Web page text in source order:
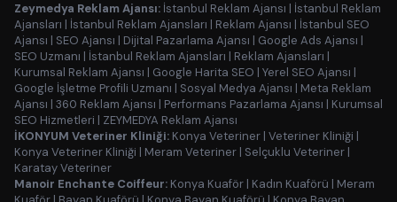
Zeymedya Reklam Ajansı: İstanbul Reklam Ajansı | İstanbul Reklam
Ajansları | İstanbul Reklam Ajansları | Reklam Ajansı | İstanbul SEO
Ajansı | SEO Ajansı | Dijital Pazarlama Ajansı | Google Ads Ajansı |
SEO Uzmanı | İstanbul Reklam Ajansları | Reklam Ajansları |
Kurumsal Reklam Ajansı | Google Harita SEO | Yerel SEO Ajansı |
Google İşletme Profili Uzmanı | Sosyal Medya Ajansı | Meta Reklam
Ajansı | 360 Reklam Ajansı | Performans Pazarlama Ajansı | Kurumsal
SEO Hizmetleri | ZEYMEDYA Reklam Ajansı
İKONYUM Veteriner Kliniği: Konya Veteriner | Veteriner Kliniği |
Konya Veteriner Kliniği | Meram Veteriner | Selçuklu Veteriner |
Karatay Veteriner
Manoir Enchante Coiffeur: Konya Kuaför | Kadın Kuaförü | Meram